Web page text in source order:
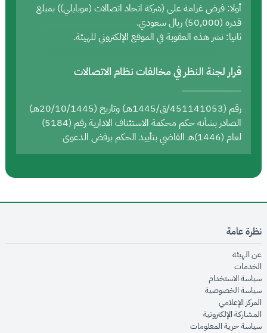
أولا: فرض غرامة على (شركة اتحاد اتصالات (موبايلي)) بمبلغ
قدره (50,000) ريال سعودي.
ثانيا: نشر هذه العقوبة في الموقع الإلكتروني للهيئة.
قرار لجنة النظر في مخالفات نظام الاتصالات
رقم (451141053/ق/1445هـ) وتاريخ (20/10/1445هـ)
الصادر بشأنه حكم محكمة الاستئناف الادارية رقم (5184)
لعام (1446)هـ القاضي بتأييد الحكم برفض الدعوى
نظرة عامة
عن الهيئةopens in new window
الخدماتopens in new window
سياسة الاستخدام
سياسة الخصوصيةopens in new window
المركز الإعلاميopens in new window
المشاركة الإلكترونيةopens in new window
سياسة حرية المعلوماتopens in new window